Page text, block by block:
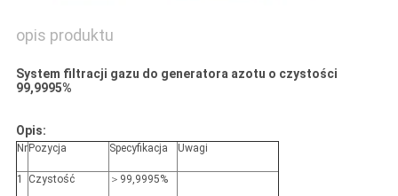
opis produktu
System filtracji gazu do generatora azotu o czystości
99,9995%
Opis:
Nr Pozycja Specyfikacja Uwagi
1 Czystość ＞99,9995%